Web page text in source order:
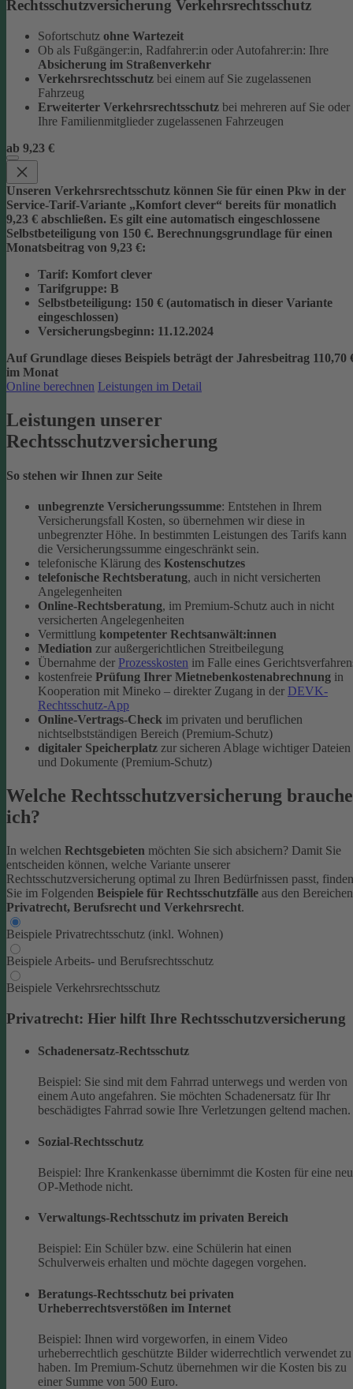
Rechtsschutzversicherung Verkehrsrechtsschutz
Sofortschutz ohne Wartezeit
Ob als Fußgänger:in, Radfahrer:in oder Autofahrer:in: Ihre
Absicherung im Straßenverkehr
Verkehrsrechtsschutz bei einem auf Sie zugelassenen
Fahrzeug
Erweiterter Verkehrsrechtsschutz bei mehreren auf Sie oder
Ihre Familienmitglieder zugelassenen Fahrzeugen
ab 9,23 €
Unseren Verkehrsrechtsschutz können Sie für einen Pkw in der
Service-Tarif-Variante „Komfort clever“ bereits für monatlich
9,23 € abschließen. Es gilt eine automatisch eingeschlossene
Selbstbeteiligung von 150 €. Berechnungsgrundlage für einen
Monatsbeitrag von 9,23 €:
Tarif: Komfort clever
Tarifgruppe: B
Selbstbeteiligung: 150 € (automatisch in dieser Variante
eingeschlossen)
Versicherungsbeginn: 11.12.2024
Auf Grundlage dieses Beispiels beträgt der Jahresbeitrag 110,70
im Monat
Online berechnen Leistungen im Detail
Leistungen unserer
Rechtsschutzversicherung
So stehen wir Ihnen zur Seite
unbegrenzte Versicherungssumme: Entstehen in Ihrem
Versicherungsfall Kosten, so übernehmen wir diese in
unbegrenzter Höhe. In bestimmten Leistungen des Tarifs kann
die Versicherungssumme eingeschränkt sein.
telefonische Klärung des Kostenschutzes
telefonische Rechtsberatung, auch in nicht versicherten
Angelegenheiten
Online-Rechtsberatung, im Premium-Schutz auch in nicht
versicherten Angelegenheiten
Vermittlung kompetenter Rechtsanwält:innen
Mediation zur außergerichtlichen Streitbeilegung
Übernahme der Prozesskosten im Falle eines
kostenfreie Prüfung Ihrer Mietnebenkostenabrechnung in
Kooperation mit Mineko – direkter Zugang in der DEVK-
Rechtsschutz-App
Online-Vertrags-Check im privaten und beruflichen
nichtselbstständigen Bereich (Premium-Schutz)
digitaler Speicherplatz zur sicheren Ablage wichtiger Dateien
und Dokumente (Premium-Schutz)
Welche Rechtsschutzversicherung brauche
ich?
In welchen Rechtsgebieten möchten Sie sich absichern? Damit Sie
entscheiden können, welche Variante unserer
Rechtsschutzversicherung optimal zu Ihren Bedürfnissen passt, finden
Sie im Folgenden Beispiele für Rechtsschutzfälle aus den Bereichen
Privatrecht, Berufsrecht und Verkehrsrecht.
Beispiele Privatrechtsschutz (inkl. Wohnen)
Beispiele Arbeits- und Berufsrechtsschutz
Beispiele Verkehrsrechtsschutz
Privatrecht: Hier hilft Ihre Rechtsschutzversicherung
Schadenersatz-Rechtsschutz
Beispiel: Sie sind mit dem Fahrrad unterwegs und werden von
einem Auto angefahren. Sie möchten Schadenersatz für Ihr
beschädigtes Fahrrad sowie Ihre Verletzungen geltend machen.
Sozial-Rechtsschutz
Beispiel: Ihre Krankenkasse übernimmt die Kosten für eine
OP-Methode nicht.
Verwaltungs-Rechtsschutz im privaten Bereich
Beispiel: Ein Schüler bzw. eine Schülerin hat einen
Schulverweis erhalten und möchte dagegen vorgehen.
Beratungs-Rechtsschutz bei privaten
Urheberrechtsverstößen im Internet
Beispiel: Ihnen wird vorgeworfen, in einem Video
urheberrechtlich geschützte Bilder widerrechtlich verwendet zu
haben. Im Premium-Schutz übernehmen wir die Kosten bis zu
einer Summe von 500 Euro.